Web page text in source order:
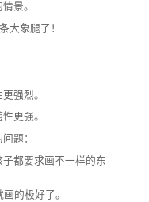
景。
大象腿了！
强烈。
更强。
题：
都要求画不一样的东
的极好了。